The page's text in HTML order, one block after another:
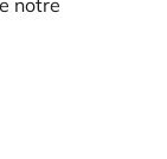
notre